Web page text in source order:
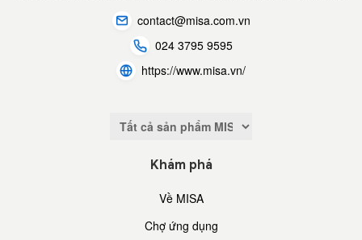
contact@misa.com.vn
024 3795 9595
https://www.misa.vn/
Khám phá
Về MISA
Chợ ứng dụng